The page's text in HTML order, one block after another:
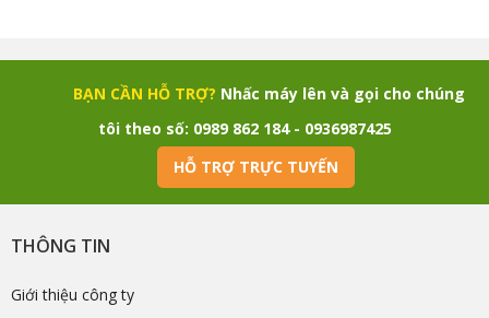
BẠN CẦN HỖ TRỢ? Nhấc máy lên và gọi cho chúng
tôi theo số: 0989 862 184 - 0936987425
HỖ TRỢ TRỰC TUYẾN
THÔNG TIN
Giới thiệu công ty